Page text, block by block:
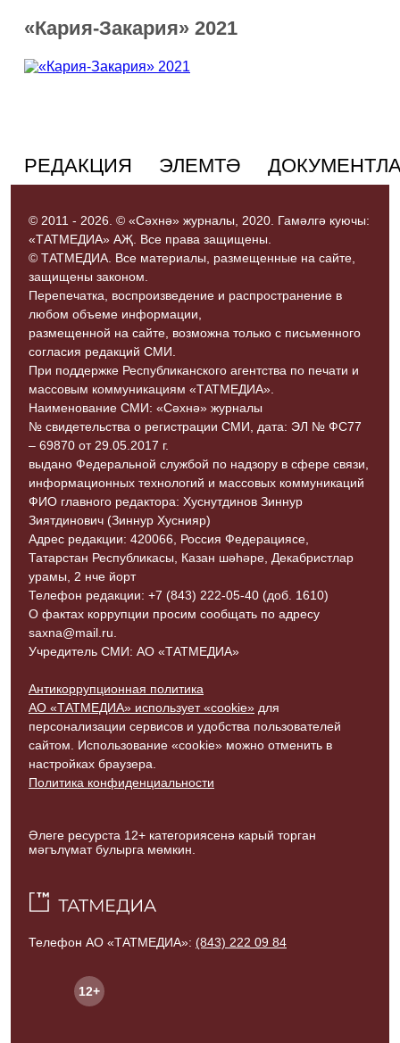
«Кария-Закария» 2021
РЕДАКЦИЯ ЭЛЕМТӘ
© 2011 - 2026. © «Сәхнә» журналы, 2020. Гамәлгә куючы:
«ТАТМЕДИА» АҖ. Все права защищены.
© ТАТМЕДИА. Все материалы, размещенные на сайте,
защищены законом.
Перепечатка, воспроизведение и распространение в
любом объеме информации,
размещенной на сайте, возможна только с письменного
согласия редакций СМИ.
При поддержке Республиканского агентства по печати и
массовым коммуникациям «ТАТМЕДИА».
Наименование СМИ: «Сәхнә» журналы
№ свидетельства о регистрации СМИ, дата: ЭЛ № ФС77
– 69870 от 29.05.2017 г.
выдано Федеральной службой по надзору в сфере связи,
информационных технологий и массовых коммуникаций
ФИО главного редактора: Хуснутдинов Зиннур
Зиятдинович (Зиннур Хуснияр)
Адрес редакции: 420066, Россия Федерациясе,
Татарстан Республикасы, Казан шәһәре, Декабристлар
урамы, 2 нче йорт
Телефон редакции: +7 (843) 222-05-40 (доб. 1610)
О фактах коррупции просим сообщать по адресу
saxna@mail.ru.
Учредитель СМИ: АО «ТАТМЕДИА»
Антикоррупционная политика
АО «ТАТМЕДИА» использует «cookie» для
персонализации сервисов и удобства пользователей
сайтом. Использование «cookie» можно отменить в
настройках браузера.
Политика конфиденциальности
Әлеге ресурста 12+ категориясенә карый торган
мәгълүмат булырга мөмкин.
Телефон АО «ТАТМЕДИА»: (843) 222 09 84
12+